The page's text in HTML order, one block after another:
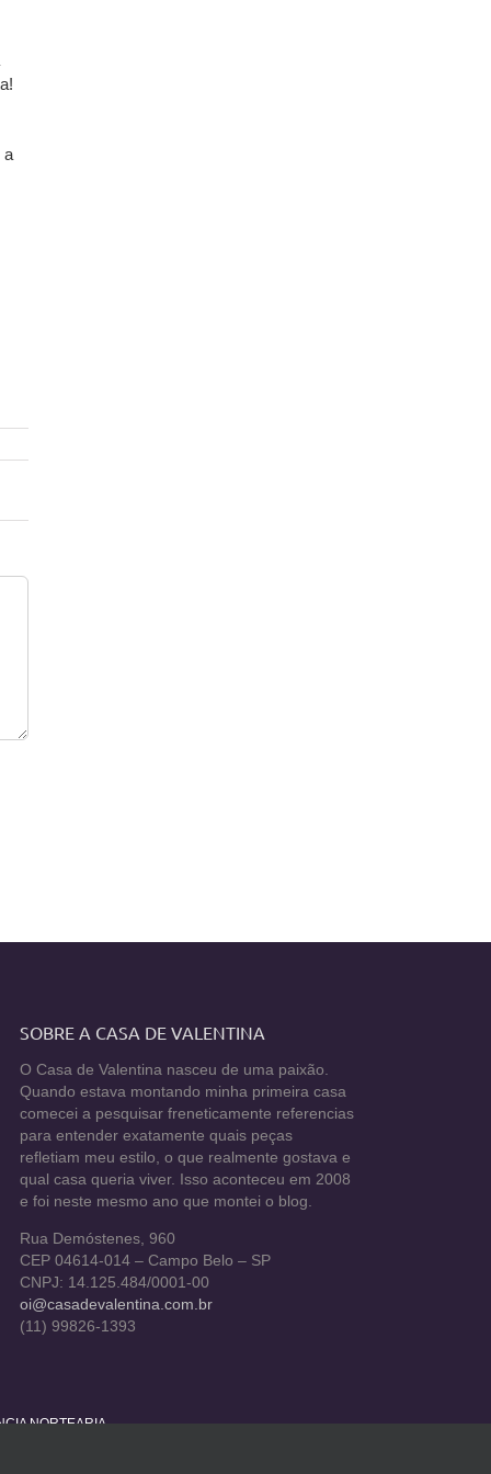
a
SOBRE A CASA DE VALENTINA
O Casa de Valentina nasceu de uma paixão.
Quando estava montando minha primeira casa
comecei a pesquisar freneticamente referencias
para entender exatamente quais peças
refletiam meu estilo, o que realmente gostava e
qual casa queria viver. Isso aconteceu em 2008
e foi neste mesmo ano que montei o blog.
Rua Demóstenes, 960
CEP 04614-014 – Campo Belo – SP
CNPJ: 14.125.484/0001-00
oi@casadevalentina.com.br
(11) 99826-1393
NORTEARIA